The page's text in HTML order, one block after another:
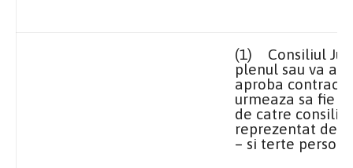
(1) Consiliul
plenul sau va
aproba
urmeaza sa fie
de catre consiliu
reprezentat de
– si terte